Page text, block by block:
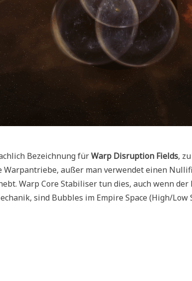
Bezeichnung fürWarp Disruption Fields,
außer man verwendet einen
Warp Core Stabiliser tun dies, auch wenn
sind Bubbles im Empire Space (High/Low